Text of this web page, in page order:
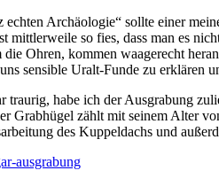
Archäologie“ sollte einer
mittlerweile so fies, dass man es
Ohren, kommen waagerecht
sensible Uralt-Funde zu erklären
traurig, habe ich der Ausgrabung
Grabhügel zählt mit seinem Alter
des Kuppeldachs und